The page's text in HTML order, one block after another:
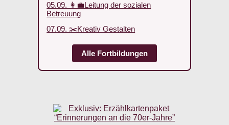
05.09. 👩‍💼Leitung der sozialen
Betreuung
07.09. ✂️Kreativ Gestalten
Alle Fortbildungen